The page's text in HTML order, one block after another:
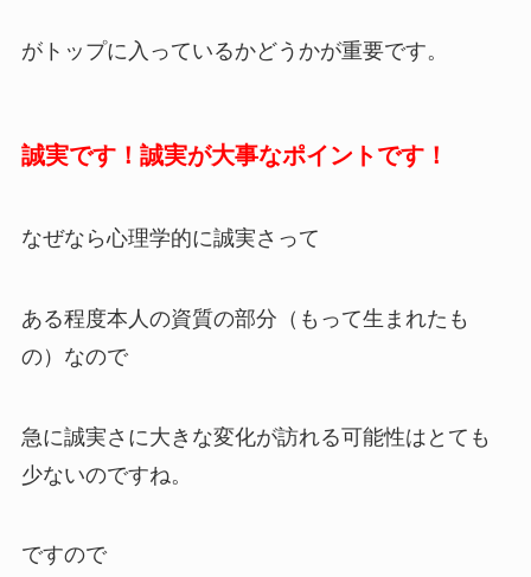
がトップに入っているかどうかが重要です。
誠実です！誠実が大事なポイントです！
なぜなら心理学的に誠実さって
ある程度本人の資質の部分（もって生まれたも
の）なので
急に誠実さに大きな変化が訪れる可能性はとても
少ないのですね。
ですので